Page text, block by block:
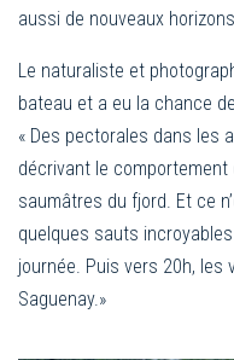
aussi de nouveaux
Le naturaliste et
bateau et a eu la chance
« Des pectorales dans les
décrivant le
saumâtres du fjord. Et ce
quelques sauts
journée. Puis vers 20h, les
Saguenay.»